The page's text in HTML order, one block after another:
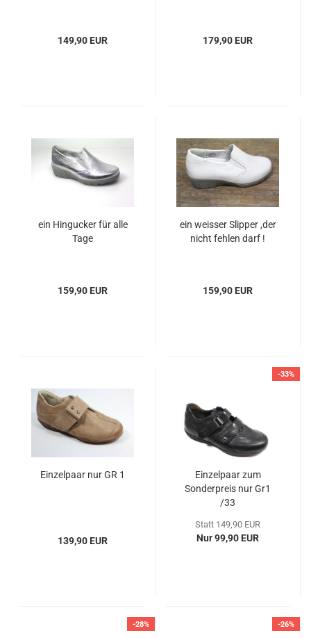
149,90 EUR 179,90 EUR
ein Hingucker für alle
Tage
159,90 EUR
ein weisser Slipper ,der
nicht fehlen darf !
159,90 EUR
Einzelpaar nur GR 1
139,90 EUR
-33%
Einzelpaar zum
Sonderpreis nur Gr1
/33
Statt 149,90 EUR
Nur 99,90 EUR
-28% -26%